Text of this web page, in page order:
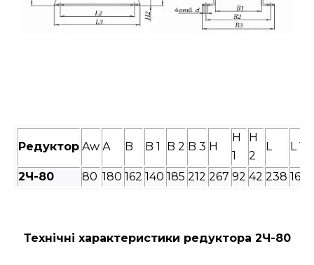
Редуктор Aw А B B 1 B 2 B 3 H
H
1
H
2
L L 1
2Ч-80 80 180 162 140 185 212 267 92 42 238 160
Технічні характеристики редуктора 2Ч-80